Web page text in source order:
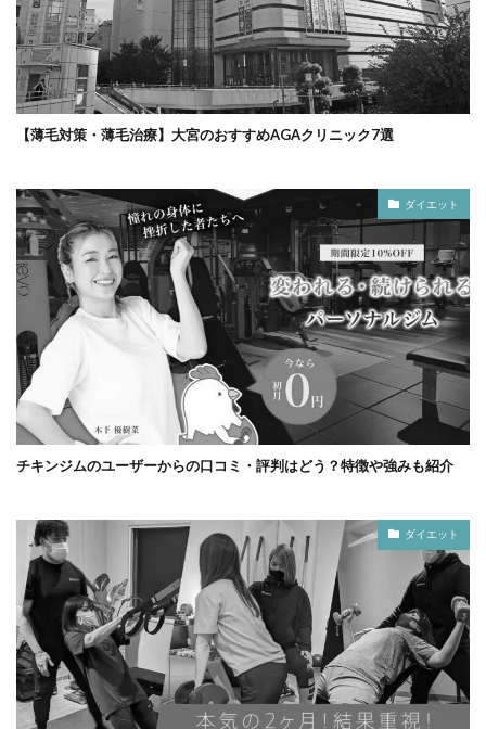
【薄毛対策・薄毛治療】大宮のおすすめAGAクリニック7選
ダイエット
チキンジムのユーザーからの口コミ・評判はどう？特徴や強みも紹介
ダイエット